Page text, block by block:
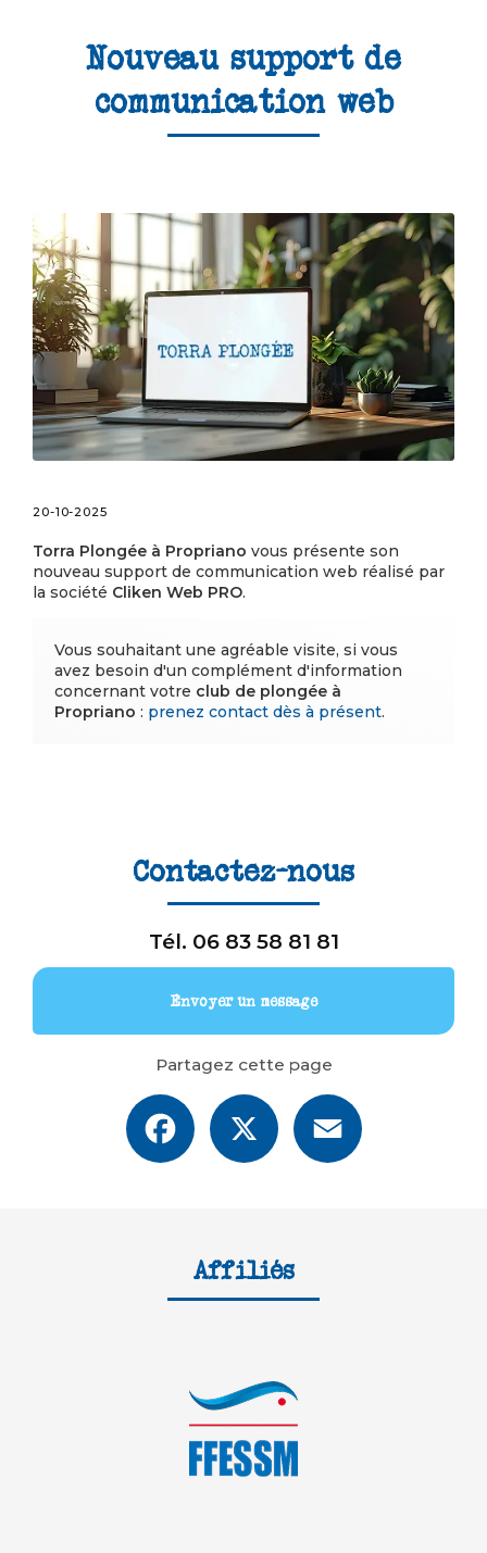
Nouveau support de
communication web
20-10-2025
Torra Plongée à Propriano vous présente son
nouveau support de communication web réalisé par
la société Cliken Web PRO.
Vous souhaitant une agréable visite, si vous
avez besoin d'un complément d'information
concernant votre club de plongée à
Propriano : prenez contact dès à présent.
Contactez-nous
Tél. 06 83 58 81 81
Envoyer un message
Partagez cette page
Facebook
Affiliés